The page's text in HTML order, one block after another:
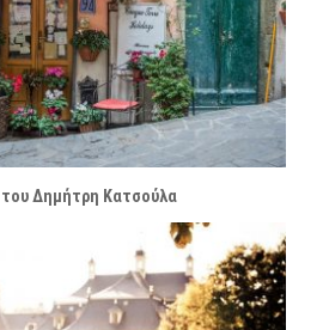
Δημήτρη Κατσούλα